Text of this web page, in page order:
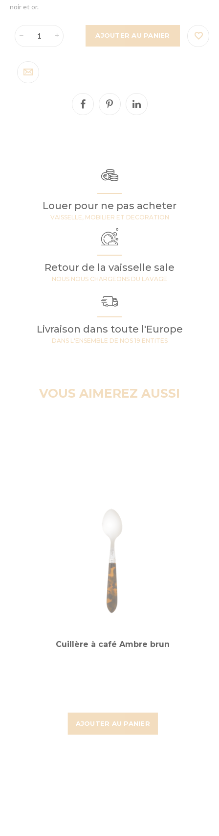
noir et or.
AJOUTER AU PANIER
Louer pour ne pas acheter
VAISSELLE, MOBILIER ET DECORATION
Retour de la vaisselle sale
NOUS NOUS CHARGEONS DU LAVAGE
Livraison dans toute l'Europe
DANS L'ENSEMBLE DE NOS 19 ENTITES
VOUS AIMEREZ AUSSI
AJOUTER AU PANIER
Cuillère à café Ambre brun